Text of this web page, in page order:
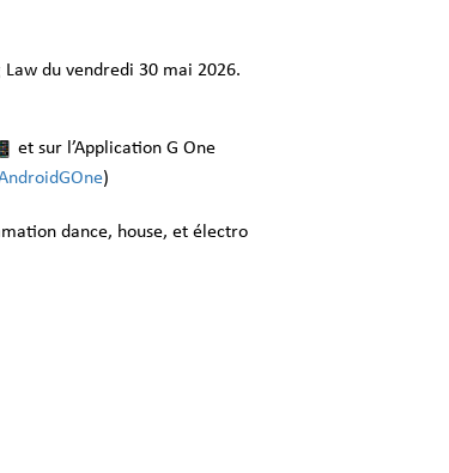
Law du vendredi 30 mai 2026.
et sur l’Application G One
)
dance, house, et électro